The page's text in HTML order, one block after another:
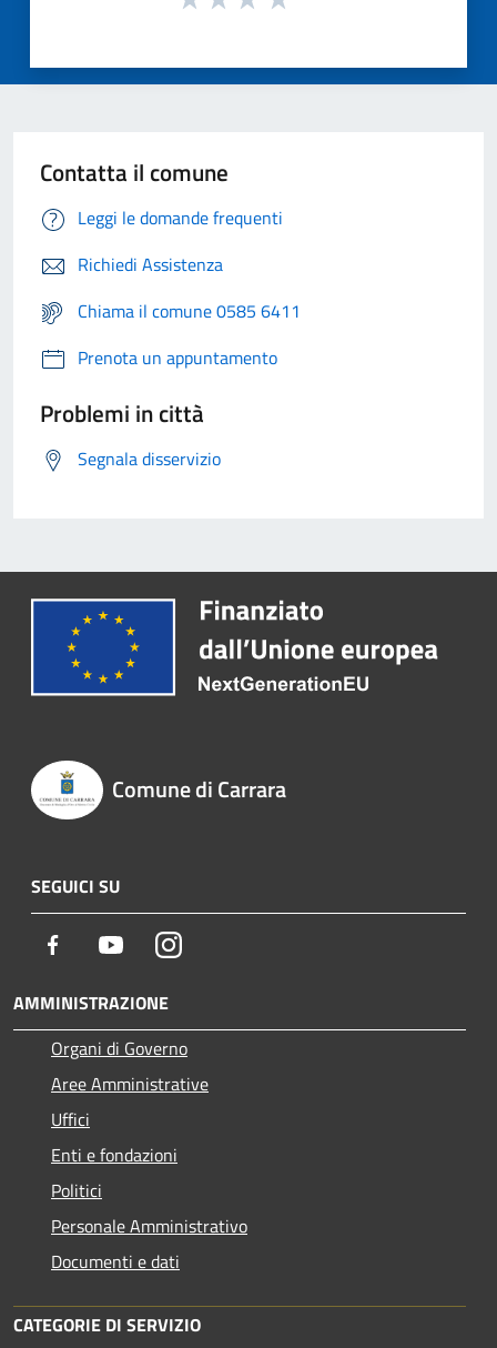
Contatta il comune
Leggi le domande frequenti
Richiedi Assistenza
Chiama il comune 0585 6411
Prenota un appuntamento
Problemi in città
Segnala disservizio
Comune di Carrara
SEGUICI SU
Facebook YoutubeInstagram
AMMINISTRAZIONE
Organi di Governo
Aree Amministrative
Uffici
Enti e fondazioni
Politici
Personale Amministrativo
Documenti e dati
CATEGORIE DI SERVIZIO